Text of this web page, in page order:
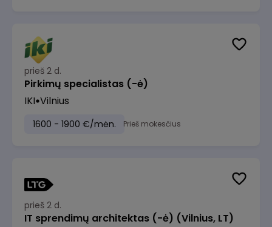
prieš 2 d.
Pirkimų specialistas (-ė)
IKI Vilnius
1600 - 1900 €/mėn. Prieš mokesčius
prieš 2 d.
IT sprendimų architektas (-ė) (Vilnius, LT)